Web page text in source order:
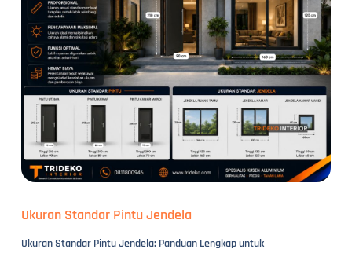
Ukuran Standar Pintu Jendela
Ukuran Standar Pintu Jendela: Panduan Lengkap untuk